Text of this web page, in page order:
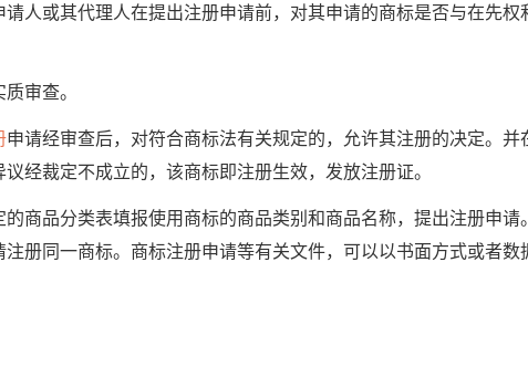
请人或其代理人在提出注册申请前，对其申请的商标是否与在先权
审查。
申请经审查后，对符合商标法有关规定的，允许其注册的决定。并
经裁定不成立的，该商标即注册生效，发放注册证。
品分类表填报使用商标的商品类别和商品名称，提出注册申请
册同一商标。商标注册申请等有关文件，可以以书面方式或者数